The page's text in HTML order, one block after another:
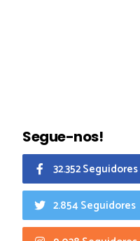
Segue-nos!
32.352 Seguidores
2.854 Seguidores